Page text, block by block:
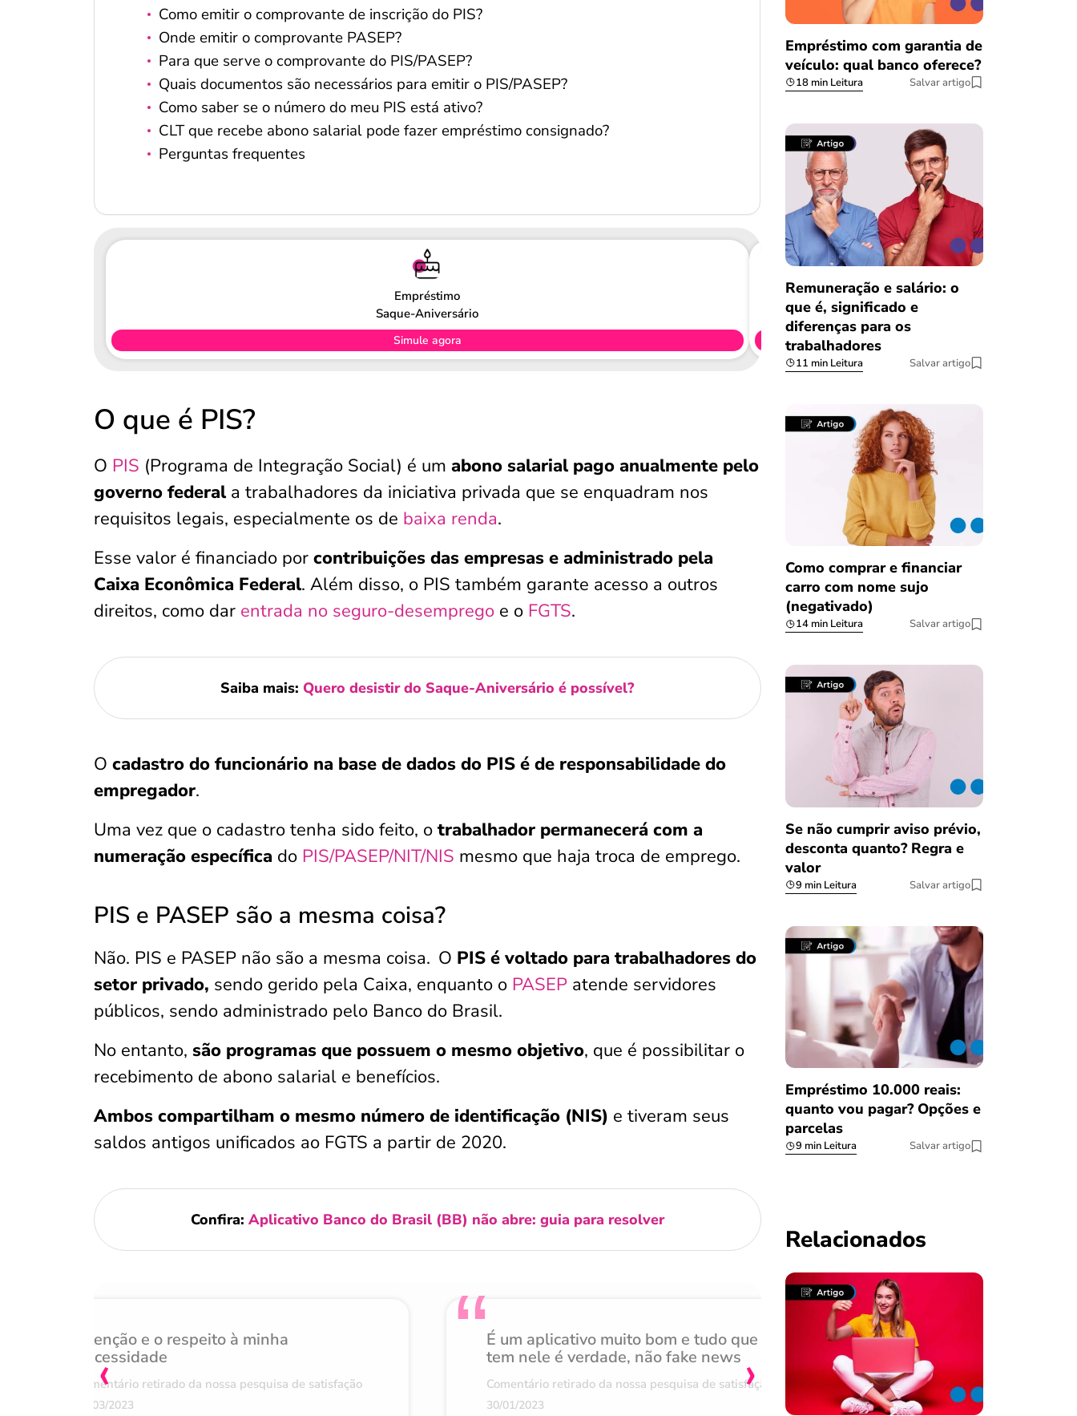
Como emitir o comprovante de inscrição do PIS?
Onde emitir o comprovante PASEP?
Para que serve o comprovante do PIS/PASEP?
Quais documentos são necessários para emitir o PIS/PASEP?
Como saber se o número do meu PIS está ativo?
CLT que recebe abono salarial pode fazer empréstimo consignado?
Perguntas frequentes
Empréstimo
Saque-Aniversário
Simule agora
O que é PIS?
O PIS (Programa de Integração Social) é um abono salarial pago anualmente pelo
governo federal a trabalhadores da iniciativa privada que se enquadram nos
requisitos legais, especialmente os de baixa renda.
Esse valor é financiado por contribuições das empresas e administrado pela
Caixa Econômica Federal. Além disso, o PIS também garante acesso a outros
direitos, como dar entrada no seguro-desemprego e o FGTS.
Saiba mais: Quero desistir do Saque-Aniversário é possível?
O cadastro do funcionário na base de dados do PIS é de responsabilidade do
empregador.
Uma vez que o cadastro tenha sido feito, o trabalhador permanecerá com a
numeração específica do PIS/PASEP/NIT/NIS mesmo que haja troca de emprego.
PIS e PASEP são a mesma coisa?
Não. PIS e PASEP não são a mesma coisa. O PIS é voltado para trabalhadores do
setor privado, sendo gerido pela Caixa, enquanto o PASEP atende servidores
públicos, sendo administrado pelo Banco do Brasil.
No entanto, são programas que possuem o mesmo objetivo, que é possibilitar o
recebimento de abono salarial e benefícios.
Ambos compartilham o mesmo número de identificação (NIS) e tiveram seus
saldos antigos unificados ao FGTS a partir de 2020.
Confira: Aplicativo Banco do Brasil (BB) não abre: guia para resolver
Atenção e o respeito à minha
necessidade
Comentário retirado da nossa pesquisa de satisfação
07/03/2023
É um aplicativo muito bom e tudo que
tem nele é verdade, não fake news
Comentário retirado da nossa pesquisa de satisfação
30/01/2023
Achei muito rápido,
burocracia
Comentário retirado da nossa
08/03/2023
‹ ›
Empréstimo com garantia de
veículo: qual banco oferece?
18 min Leitura Salvar artigo
Remuneração e salário: o
que é, significado e
diferenças para os
trabalhadores
11 min Leitura Salvar artigo
Como comprar e financiar
carro com nome sujo
(negativado)
14 min Leitura Salvar artigo
Se não cumprir aviso prévio,
desconta quanto? Regra e
valor
9 min Leitura Salvar artigo
Empréstimo 10.000 reais:
quanto vou pagar? Opções e
parcelas
9 min Leitura Salvar artigo
Relacionados